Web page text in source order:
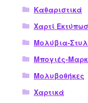
Καθαριστικά
Χαρτί
Μολύβια-
Μπογιές-
Μολυβοθήκες
Χαρτικά